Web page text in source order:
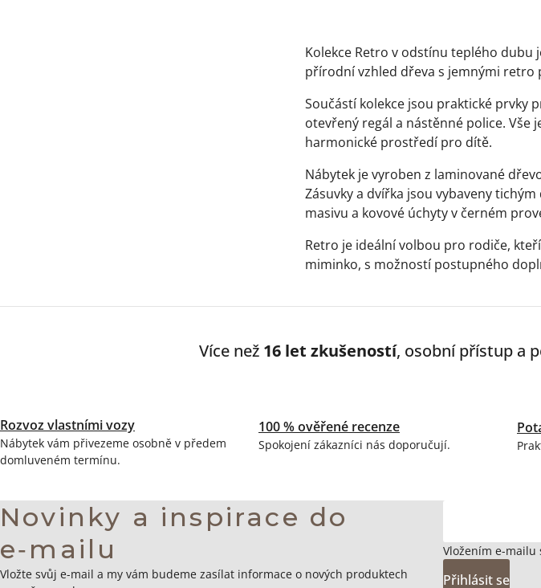
výpisu
Kolekce Retro v odstínu teplého dubu
přírodní vzhled dřeva s jemnými retro
Součástí kolekce jsou praktické prvky
otevřený regál a nástěnné police.
harmonické prostředí pro dítě.
Nábytek je vyroben z laminované
Zásuvky a dvířka jsou vybaveny
masivu a kovové úchyty v černém
Retro je ideální volbou pro rodiče,
miminko, s možností postupného
Více než 16 let zkušeností, osobní přístup a
Rozvoz vlastními vozy
Nábytek vám přivezeme osobně v předem
domluveném termínu.
100 % ověřené recenze
Spokojení zákazníci nás doporučují.
Zápatí
Novinky a inspirace do
e‑mailu
Vložte svůj e-mail a my vám budeme zasílat informace o nových produktech
Vložením e-mailu
Přihlásit se